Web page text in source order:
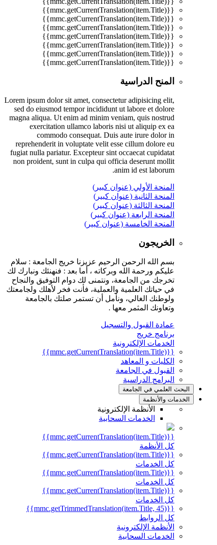
{{mmc.getCurrentTranslation(item.Title)}}
{{mmc.getCurrentTranslation(item.Title)}}
{{mmc.getCurrentTranslation(item.Title)}}
{{mmc.getCurrentTranslation(item.Title)}}
{{mmc.getCurrentTranslation(item.Title)}}
{{mmc.getCurrentTranslation(item.Title)}}
{{mmc.getCurrentTranslation(item.Title)}}
المنح الدراسية
Lorem ipsum dolor sit amet, consectetur adipisicing elit,
sed do eiusmod tempor incididunt ut labore et dolore
magna aliqua. Ut enim ad minim veniam, quis nostrud
exercitation ullamco laboris nisi ut aliquip ex ea
commodo consequat. Duis aute irure dolor in
reprehenderit in voluptate velit esse cillum dolore eu
fugiat nulla pariatur. Excepteur sint occaecat cupidatat
non proident, sunt in culpa qui officia deserunt mollit
anim id est laborum.
المنحة الأولي (عنوان كبير)
المنحة الثانية (عنوان كبير)
المنحة الثالثة (عنوان كبير)
المنحة الرابعة (عنوان كبير)
المنحة الخامسة (عنوان كبير)
الخريجون
بسم الله الرحمن الرحيم عزيزنا خريج الجامعة : سلام
عليكم ورحمة الله وبركاته ، أما بعد : فنهنئك ونبارك لك
تخرجك من الجامعة، ونتمنى لك دوام التوفيق والنجاح
في حياتك العلمية والعملية، فأنت فخر لأهلك ولجامعتك
ولوطنك الغالي، ونأمل أن تستمر صلتك بالجامعة
وتعاونك المثمر معها .
عمادة القبول والتسجيل
برنامج خريج
الخدمات الإلكترونية
{{mmc.getCurrentTranslation(item.Title)}}
الكليات و المعاهد
القبول في الجامعة
البرامج الدراسية
البحث العلمي في الجامعة
الخدمات والأنظمة
الأنظمة الإلكترونية
الخدمات السحابية
{{mmc.getCurrentTranslation(item.Title)}}
كل الأنظمة
{{mmc.getCurrentTranslation(item.Title)}}
كل الخدمات
{{mmc.getCurrentTranslation(item.Title)}}
كل الخدمات
{{mmc.getCurrentTranslation(item.Title)}}
كل الخدمات
{{mmc.getTrimmedTranslation(item.Title, 45)}}
كل الروابط
الأنظمة الإلكترونية
الخدمات السحابية